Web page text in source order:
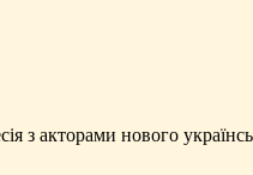
з акторами нового